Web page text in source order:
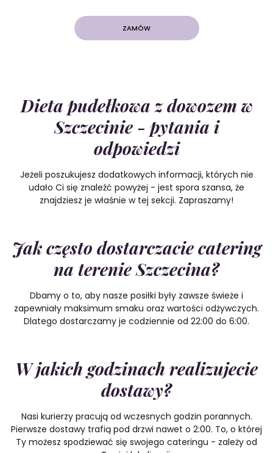
ZAMÓW
Dieta pudełkowa z dowozem w
Szczecinie - pytania i
odpowiedzi
Jeżeli poszukujesz dodatkowych informacji, których nie
udało Ci się znaleźć powyżej - jest spora szansa, że
znajdziesz je właśnie w tej sekcji. Zapraszamy!
Jak często dostarczacie catering
na terenie Szczecina?
Dbamy o to, aby nasze posiłki były zawsze świeże i
zapewniały maksimum smaku oraz wartości odżywczych.
Dlatego dostarczamy je codziennie od 22:00 do 6:00.
W jakich godzinach realizujecie
dostawy?
Nasi kurierzy pracują od wczesnych godzin porannych.
Pierwsze dostawy trafią pod drzwi nawet o 2:00. To, o której
Ty możesz spodziewać się swojego cateringu - zależy od